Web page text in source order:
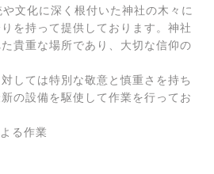
文化に深く根付いた神社の木々に
を持って提供しております。神社
貴重な場所であり、大切な信仰の
しては特別な敬意と慎重さを持ち
の設備を駆使して作業を行ってお
る作業